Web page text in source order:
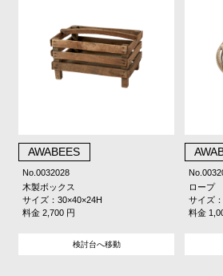
AWABEES
No.0032028
木製ボックス
サイズ：30×40×24H
料金 2,700 円
検討台へ移動
ロープ
サイズ
料金